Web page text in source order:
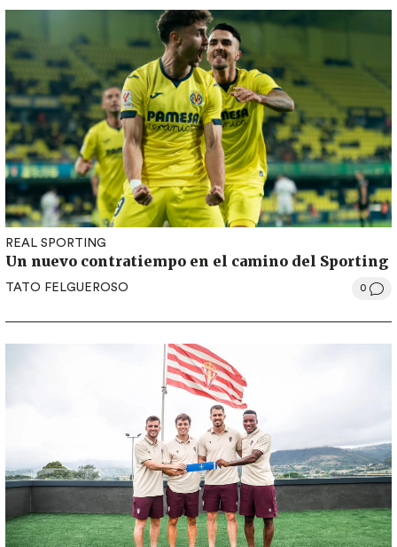
REAL SPORTING
Un nuevo contratiempo en el camino del Sporting
TATO FELGUEROSO 0